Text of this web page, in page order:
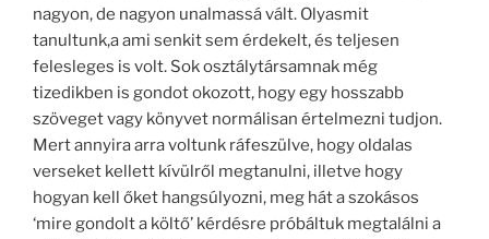
nagyon, de nagyon unalmassá vált. Olyasmit
tanultunk,a ami senkit sem érdekelt, és teljesen
felesleges is volt. Sok osztálytársamnak még
tizedikben is gondot okozott, hogy egy hosszabb
szöveget vagy könyvet normálisan értelmezni tudjon.
Mert annyira arra voltunk ráfeszülve, hogy oldalas
verseket kellett kívülről megtanulni, illetve hogy
hogyan kell őket hangsúlyozni, meg hát a szokásos
‘mire gondolt a költő’ kérdésre próbáltuk megtalálni a